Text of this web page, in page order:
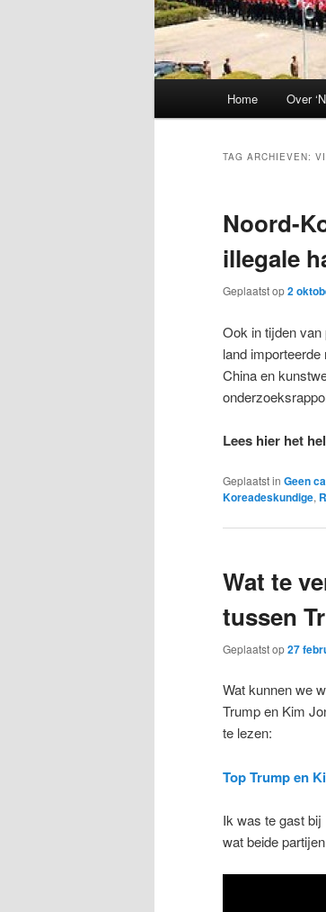
Home Over
TAG ARCHIEVEN:
Noord-
illegale
Geplaatst op2
Ook in tijden
land
China en
Lees hier het
Geplaatst in Geen
Koreadeskundige,
Wat te
tussen
Geplaatst op27
Wat kunnen we
Trump en Kim
te lezen:
Top Trump en
Ik was te gast
wat beide